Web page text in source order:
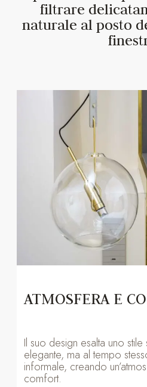
filtrare
naturale al posto
ATMOSFERA E
Il suo design esalta uno
elegante, ma al tempo
informale, creando
comfort.